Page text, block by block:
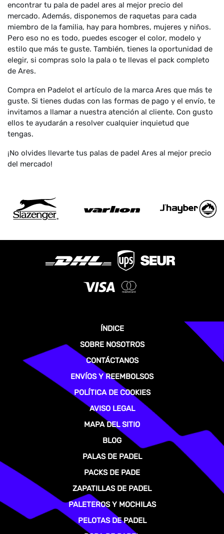
encontrar tu pala de padel ares al mejor precio del
mercado. Además, disponemos de raquetas para cada
miembro de la familia, hay para hombres, mujeres y niños.
Pero eso no es todo, puedes escoger el color, modelo y
estilo que más te guste. También, tienes la oportunidad de
elegir, si compras solo la pala o te llevas el pack completo
de Ares.
Compra en Padelot el artículo de la marca Ares que más te
guste. Si tienes dudas con las formas de pago y el envío, te
invitamos a llamar a nuestra atención al cliente. Con gusto
ellos te ayudarán a resolver cualquier inquietud que
tengas.
¡No olvides llevarte tus palas de padel Ares al mejor precio
del mercado!
ÍNDICE
SOBRE NOSOTROS
CONTÁCTANOS
ENVÍOS Y REEMBOLSOS
POLÍTICA DE COOKIES
AVISO LEGAL
MAPA DEL SITIO
BLOG
PALAS DE PADEL
PACKS DE PADE
ZAPATILLAS DE PADEL
PALETEROS Y MOCHILAS
PELOTAS DE PADEL